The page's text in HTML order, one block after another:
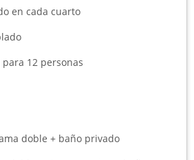
en cada cuarto
para 12 personas
doble + baño privado